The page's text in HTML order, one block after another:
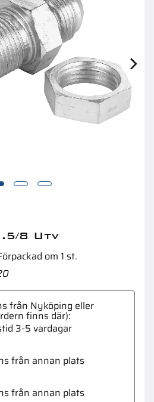
10St
8 Utv
om 1 st.
från Nyköping eller
finns där)
3-5 vardagar
från annan plats
från annan plats